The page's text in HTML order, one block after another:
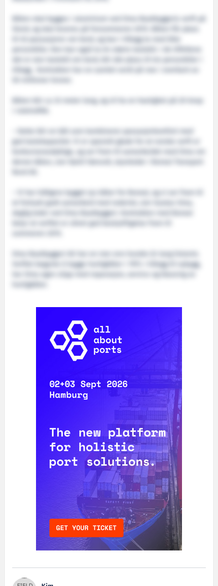
Båten skal bygges i aluminium ved Oma Baatbyggeris verft på
til 45 passasjerer om bord, og kan i tillegg ta med åtte
personbiler. Den kan også ta èn større lastebil. I de tilfellene
tillegg. Kontrakten har en samlet verdi på noe i overkant av
Båten blir ca 33 meter lang, og vil ha en hastighet på 20 knop
i rutetrafikk.
– Dette blir en båt som kombinerer passasjerkomfort med
god lastekapasitet. Vi er spesielt glade for at norske verft er
konkurransedyktige, og ser fram til samarbeidet med Oma om
– Vi har tidligere bygget sju båter for Boreal, og vi ser fram til
daglig leder ved Oma Baatbyggeri. Kontrakten med Boreal
betyr at verftet er sikret god beskjeftigelse fram til
Oma Baatbyggeri AS har en mer enn hundre år lang historie.
Verftet begynte å bygge hurtigbåter i 1973. I tillegg til nybygg,
har Oma egen slipp med reparasjon, service og klassing av
hurtigbåter.